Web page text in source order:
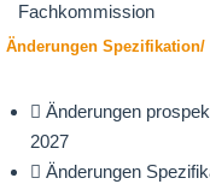
Fachkommission
Änderungen Spezifikation/
Änderungen
2027
Änderungen